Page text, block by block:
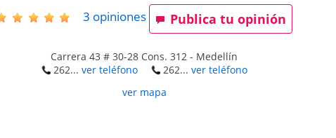
3 opiniones Publica tu opinión
Carrera 43 # 30-28 Cons. 312 - Medellín
262... ver teléfono 262... ver teléfono
ver mapa